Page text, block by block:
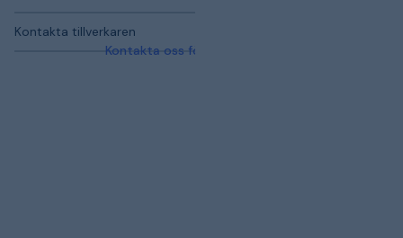
Kontakta tillverkaren
Kontakta oss för mer information